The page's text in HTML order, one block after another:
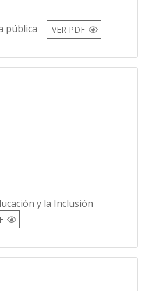
pública VER PDF
y la Inclusión